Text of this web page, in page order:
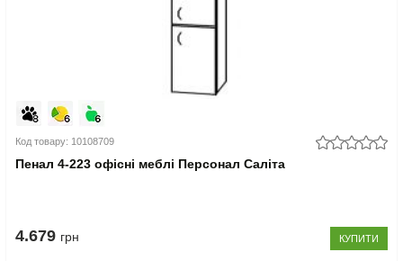
Код товару: 10108709
Пенал 4-223 офісні меблі Персонал Саліта
4.679 грн КУПИТИ